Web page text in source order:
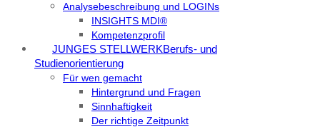
Analysebeschreibung und LOGINs
INSIGHTS MDI®
Kompetenzprofil
JUNGES STELLWERKBerufs- und
Studienorientierung
Für wen gemacht
Hintergrund und Fragen
Sinnhaftigkeit
Der richtige Zeitpunkt